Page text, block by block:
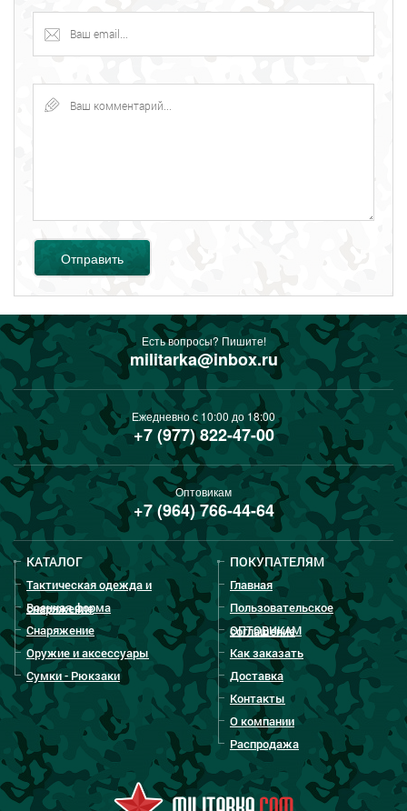
Отправить
Есть вопросы? Пишите!
militarka@inbox.ru
Ежедневно с 10:00 до 18:00
+7 (977) 822-47-00
Оптовикам
+7 (964) 766-44-64
КАТАЛОГ
Тактическая одежда и
снаряжение
Военная форма
Снаряжение
Оружие и аксессуары
Сумки - Рюкзаки
ПОКУПАТЕЛЯМ
Главная
Пользовательское
соглашение
ОПТОВИКАМ
Как заказать
Доставка
Контакты
О компании
Распродажа